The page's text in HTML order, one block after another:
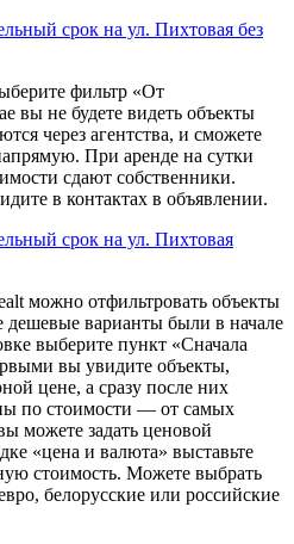
срок на ул. Пихтовая без
фильтр «От
вы не будете видеть объекты
через агентства, и сможете
При аренде на сутки
сдают собственники.
в контактах в объявлении.
срок на ул. Пихтовая
можно отфильтровать объекты
дешевые варианты были в начале
выберите пункт «Сначала
вы увидите объекты,
цене, а сразу после них
по стоимости — от самых
можете задать ценовой
«цена и валюта» выставьте
стоимость. Можете выбрать
белорусские или российские